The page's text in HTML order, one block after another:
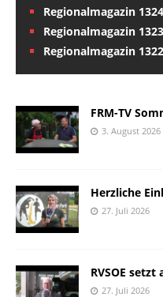
Regionalmagazin
Regionalmagazin
Regionalmagazin
FRM-TV
3. August 2026
Herzliche
27. Juli 2026
RVSOE
27. Juli 2026